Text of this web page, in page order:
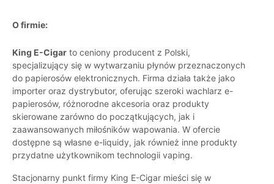
O firmie:
King E-Cigar to ceniony producent z Polski,
specjalizujący się w wytwarzaniu płynów przeznaczonych
do papierosów elektronicznych. Firma działa także jako
importer oraz dystrybutor, oferując szeroki wachlarz e-
papierosów, różnorodne akcesoria oraz produkty
skierowane zarówno do początkujących, jak i
zaawansowanych miłośników wapowania. W ofercie
dostępne są własne e-liquidy, jak również inne produkty
przydatne użytkownikom technologii vaping.
Stacjonarny punkt firmy King E-Cigar mieści się w